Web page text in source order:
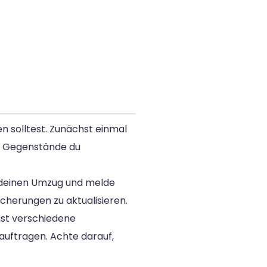
solltest. Zunächst einmal
du
Umzug und melde
zu aktualisieren.
verschiedene
Achte darauf,